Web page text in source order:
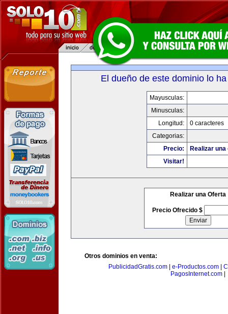
El dueño de este dominio lo
Mayusculas:
Minusculas:
Longitud:
0 caracteres
Categorias:
Precio:
Realizar
Visitar!
Realizar una Oferta
Precio Ofrecido $
Otros dominios en venta:
PublicidadGratis.com
e-Productos.com
PagosInternet.com